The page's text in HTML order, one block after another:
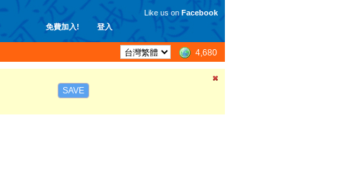
免費加入! 登入
Like us on Facebook
4,680
SAVE